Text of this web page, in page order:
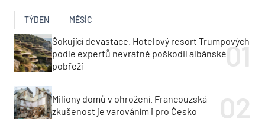
TÝDEN MĚSÍC
Šokující devastace. Hotelový resort Trumpových
podle expertů nevratně poškodil albánské
pobřeží
Miliony domů v ohrožení. Francouzská
zkušenost je varováním i pro Česko